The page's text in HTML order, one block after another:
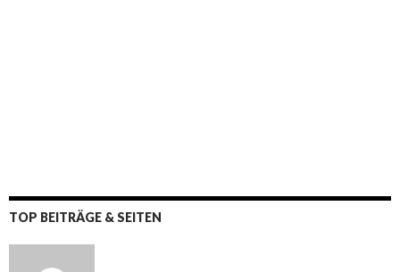
TOP BEITRÄGE & SEITEN